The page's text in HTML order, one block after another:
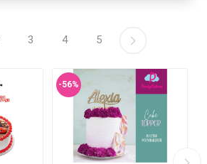
3 4 5
-56%